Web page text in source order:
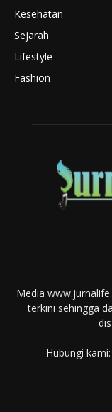
Kesehatan
Sejarah
Lifestyle
Fashion
Media
terkini sehingga
Hubungi kami: